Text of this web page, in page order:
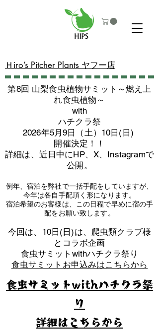
​Ｈiro’s Pitcher Plants ヤフー店
第8回 山梨食虫植物サミット～燃え上
れ食虫植物～
with
​ハチクラ祭
2026年5月9日（土）10日(日)
​開催決定！！
詳細は、近日中にHP、X、Instagramで
公開。
例年、宿泊を弊社で一括手配をしていますが、
今年は各自手配頂く形になります。
​宿泊希望のお客様は、この日程で早めに宿の手
配をお願い致します。
​今回は、10日(日)は、爬虫類クラブ様
とコラボ企画
​食虫サミットwithハチクラ祭り
食虫サミットお申込みはこちらから
食虫サミットwithハチクラ祭
り
​詳細はこちらから